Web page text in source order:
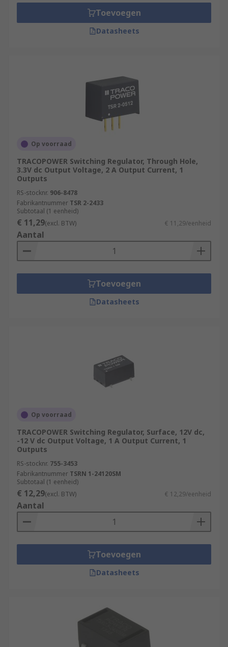
up to 95%. They often do not require external
Toevoegen
Datasheets
Op voorraad
TRACOPOWER Switching Regulator, Through Hole,
3.3V dc Output Voltage, 2 A Output Current, 1
Outputs
RS-stocknr. 906-8478
Fabrikantnummer TSR 2-2433
Subtotaal (1 eenheid)
€ 11,29(excl. BTW) € 11,29/eenheid
Aantal
Toevoegen
Datasheets
Op voorraad
TRACOPOWER Switching Regulator, Surface, 12V dc,
-12 V dc Output Voltage, 1 A Output Current, 1
Outputs
RS-stocknr. 755-3453
Fabrikantnummer TSRN 1-24120SM
Subtotaal (1 eenheid)
€ 12,29(excl. BTW) € 12,29/eenheid
Aantal
Toevoegen
Datasheets